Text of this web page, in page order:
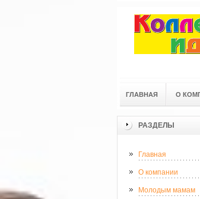
ГЛАВНАЯ О
РАЗДЕЛЫ
Главная
О компании
Молодым мамам